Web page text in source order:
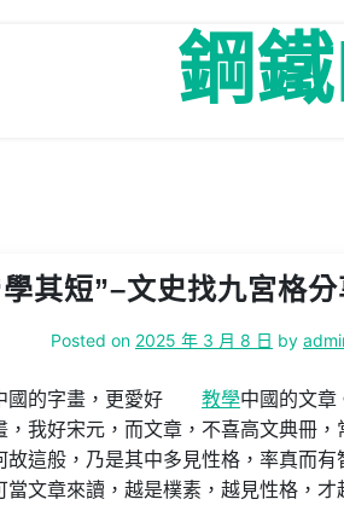
鋼
其短”–文史找九宮格
Posted on 2025 年 3 月 8 日 by
國的字畫，更愛好 教學中國的文章
我好宋元，而文章，不喜高文典冊，
這般，乃是其中多見性格，率真而
文章來讀，越是樸素，越見性格，才